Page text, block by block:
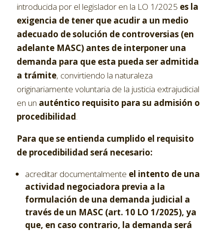
introducida por el legislador en la LO 1/2025 es la
exigencia de tener que acudir a un medio
adecuado de solución de controversias (en
adelante MASC) antes de interponer una
demanda para que esta pueda ser admitida
a trámite, convirtiendo la naturaleza
originariamente voluntaria de la justicia extrajudicial
en un auténtico requisito para su admisión o
procedibilidad.
Para que se entienda cumplido el requisito
de procedibilidad será necesario:
acreditar documentalmente el intento de una
actividad negociadora previa a la
formulación de una demanda judicial a
través de un MASC (art. 10 LO 1/2025), ya
que, en caso contrario, la demanda será